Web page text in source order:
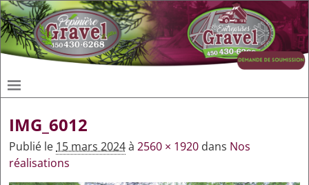
IMG_6012
Publié le 15 mars 2024à2560 × 1920 dans Nos
réalisations